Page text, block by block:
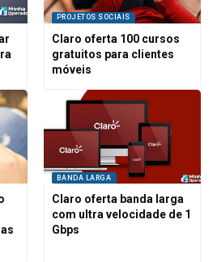
PROJETOS SOCIAIS
Claro oferta 100 cursos
gratuitos para clientes
móveis
BANDA LARGA
Claro oferta banda larga
com ultra velocidade de 1
Gbps